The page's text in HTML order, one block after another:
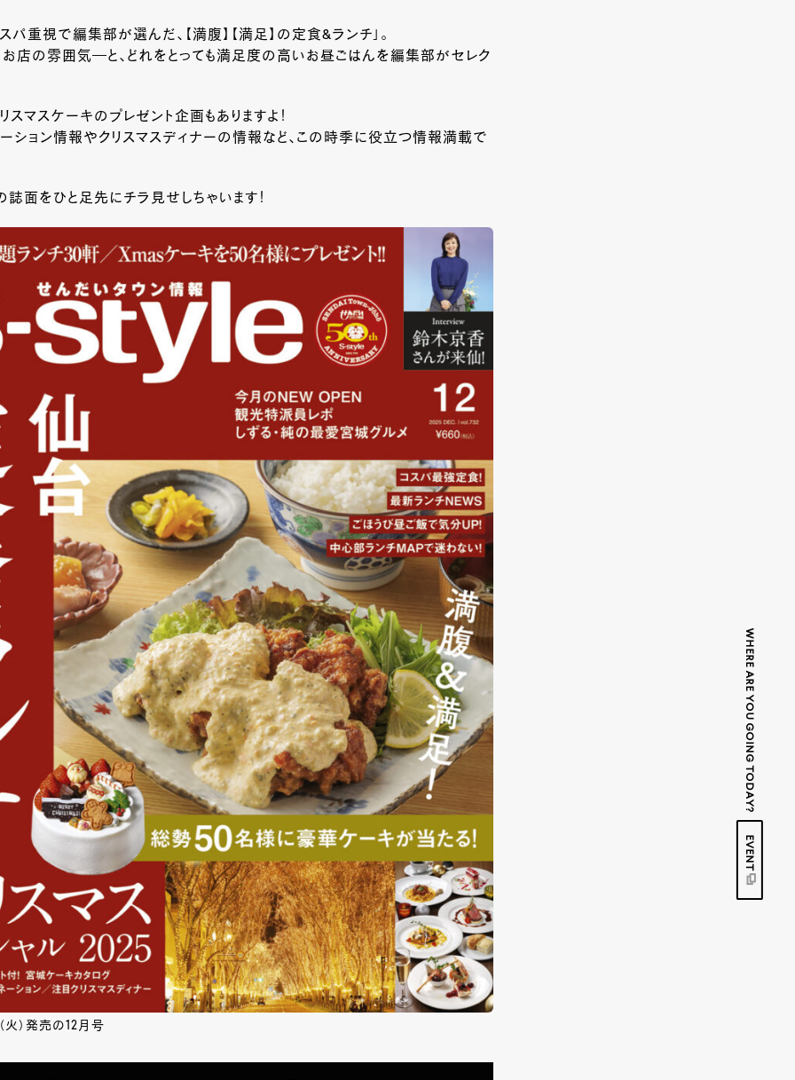
WHERE ARE YOU GOING TODAY?
EVENT
パ重視で編集部が選んだ、【満腹】【満足】の定食&ランチ」。
お店の雰囲気―と、どれをとっても満足度の高いお昼ごはんを編集部がセレク
スマスケーキのプレゼント企画もありますよ！
ション情報やクリスマスディナーの情報など、この時季に役立つ情報満載で
面をひと足先にチラ見せしちゃいます！
火）発売の12月号